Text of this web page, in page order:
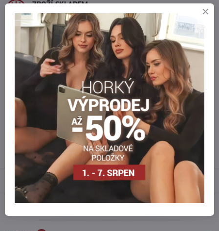
ZBOŽÍ SKLADEM
zasíláme ihned
BEZPEČNÁ PLATBA
Zabezpečené online platby
Staňte se součástí everlady
Staňte se součástí everlady a využívejte 5 % členskou výhodu
každém nákupu.
Výhoda se vám automaticky uplatní v košíku.
Máte zájem o více kusů ?
Kontaktujte nás na mail, zboží pro Vás doskladníme!
info​@everlady​.eu